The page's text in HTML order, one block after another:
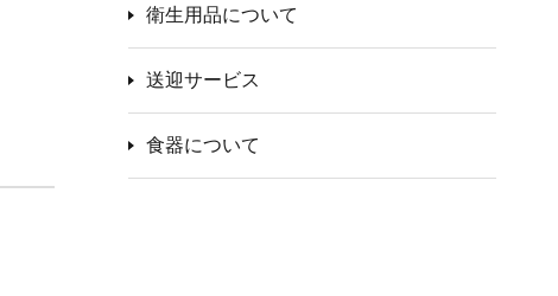
衛生用品について
送迎サービス
食器について